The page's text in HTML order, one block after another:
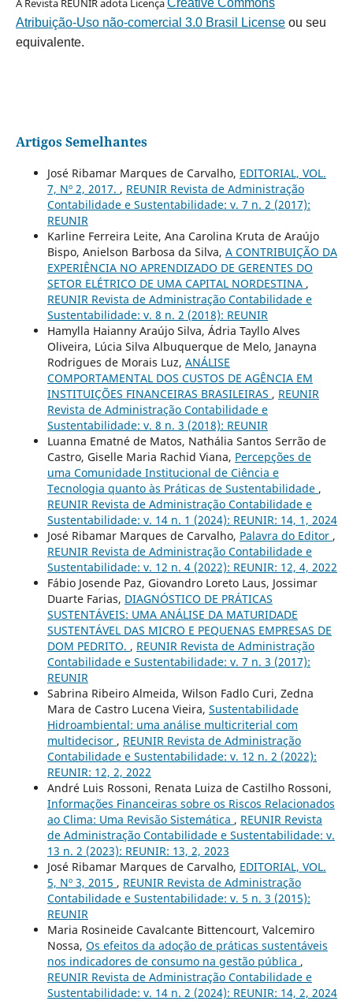
A Revista REUNIR adota LicençaCreative Commons
Atribuição-Uso não-comercial 3.0 Brasil Licenseou seu
equivalente.
Artigos Semelhantes
José Ribamar Marques de Carvalho, EDITORIAL, VOL.
7, Nº 2, 2017. , REUNIR Revista de Administração
Contabilidade e Sustentabilidade: v. 7 n. 2 (2017):
REUNIR
Karline Ferreira Leite, Ana Carolina Kruta de Araújo
Bispo, Anielson Barbosa da Silva, A CONTRIBUIÇÃO DA
EXPERIÊNCIA NO APRENDIZADO DE GERENTES DO
SETOR ELÉTRICO DE UMA CAPITAL NORDESTINA ,
REUNIR Revista de Administração Contabilidade e
Sustentabilidade: v. 8 n. 2 (2018): REUNIR
Hamylla Haianny Araújo Silva, Ádria Tayllo Alves
Oliveira, Lúcia Silva Albuquerque de Melo, Janayna
Rodrigues de Morais Luz, ANÁLISE
COMPORTAMENTAL DOS CUSTOS DE AGÊNCIA EM
INSTITUIÇÕES FINANCEIRAS BRASILEIRAS , REUNIR
Revista de Administração Contabilidade e
Sustentabilidade: v. 8 n. 3 (2018): REUNIR
Luanna Ematné de Matos, Nathália Santos Serrão de
Castro, Giselle Maria Rachid Viana, Percepções de
uma Comunidade Institucional de Ciência e
Tecnologia quanto às Práticas de Sustentabilidade ,
REUNIR Revista de Administração Contabilidade e
Sustentabilidade: v. 14 n. 1 (2024): REUNIR: 14, 1, 2024
José Ribamar Marques de Carvalho, Palavra do Editor ,
REUNIR Revista de Administração Contabilidade e
Sustentabilidade: v. 12 n. 4 (2022): REUNIR: 12, 4, 2022
Fábio Josende Paz, Giovandro Loreto Laus, Jossimar
Duarte Farias, DIAGNÓSTICO DE PRÁTICAS
SUSTENTÁVEIS: UMA ANÁLISE DA MATURIDADE
SUSTENTÁVEL DAS MICRO E PEQUENAS EMPRESAS DE
DOM PEDRITO. , REUNIR Revista de Administração
Contabilidade e Sustentabilidade: v. 7 n. 3 (2017):
REUNIR
Sabrina Ribeiro Almeida, Wilson Fadlo Curi, Zedna
Mara de Castro Lucena Vieira, Sustentabilidade
Hidroambiental: uma análise multicriterial com
multidecisor , REUNIR Revista de Administração
Contabilidade e Sustentabilidade: v. 12 n. 2 (2022):
REUNIR: 12, 2, 2022
André Luis Rossoni, Renata Luiza de Castilho Rossoni,
Informações Financeiras sobre os Riscos Relacionados
ao Clima: Uma Revisão Sistemática , REUNIR Revista
de Administração Contabilidade e Sustentabilidade: v.
13 n. 2 (2023): REUNIR: 13, 2, 2023
José Ribamar Marques de Carvalho, EDITORIAL, VOL.
5, Nº 3, 2015 , REUNIR Revista de Administração
Contabilidade e Sustentabilidade: v. 5 n. 3 (2015):
REUNIR
Maria Rosineide Cavalcante Bittencourt, Valcemiro
Nossa, Os efeitos da adoção de práticas sustentáveis
nos indicadores de consumo na gestão pública ,
REUNIR Revista de Administração Contabilidade e
Sustentabilidade: v. 14 n. 2 (2024): REUNIR: 14, 2, 2024